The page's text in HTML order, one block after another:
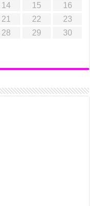
14 15
16
21 22
23
28 29
30